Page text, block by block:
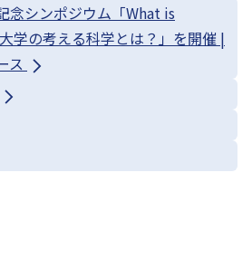
念シンポジウム「What is
学の考える科学とは？」を開催 |
ス